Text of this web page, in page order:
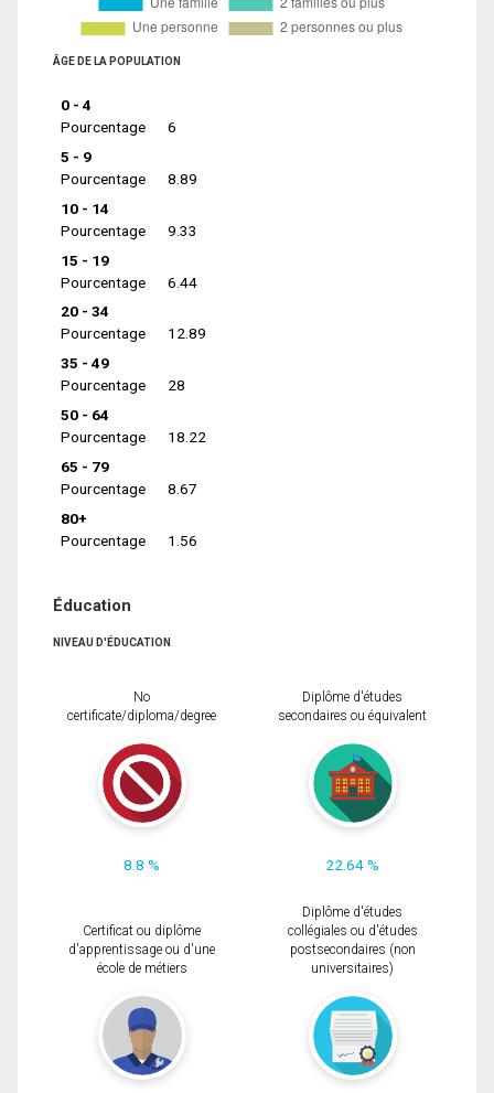
ÂGE DE LA POPULATION
0 - 4
Pourcentage
6
5 - 9
Pourcentage
8.89
10 - 14
Pourcentage
9.33
15 - 19
Pourcentage
6.44
20 - 34
Pourcentage
12.89
35 - 49
Pourcentage
28
50 - 64
Pourcentage
18.22
65 - 79
Pourcentage
8.67
80+
Pourcentage
1.56
Éducation
NIVEAU D'ÉDUCATION
No
certificate/diploma/degree
8.8 %
Diplôme d'études
secondaires ou équivalent
22.64 %
Certificat ou diplôme
d'apprentissage ou d'une
école de métiers
Diplôme d'études
collégiales ou d'études
postsecondaires (non
universitaires)